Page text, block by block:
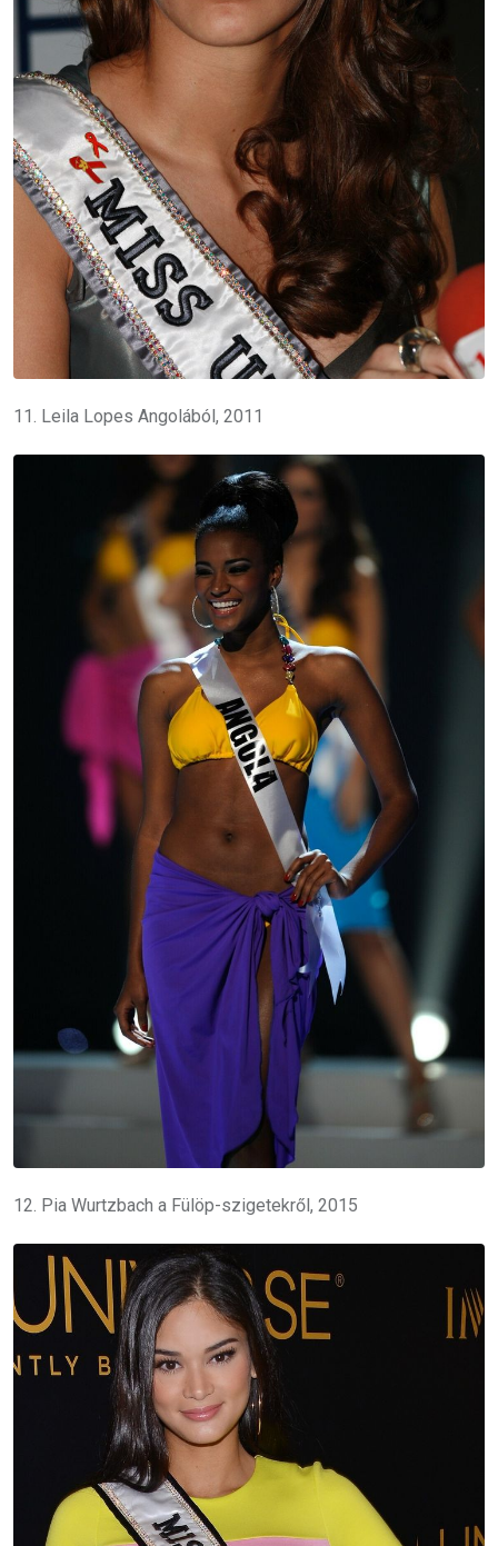
11. Leila Lopes Angolából, 2011
12. Pia Wurtzbach a Fülöp-szigetekről, 2015